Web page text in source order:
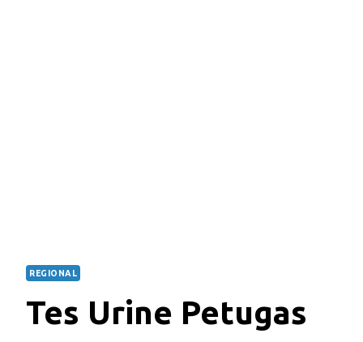
REGIONAL
Tes Urine Petugas